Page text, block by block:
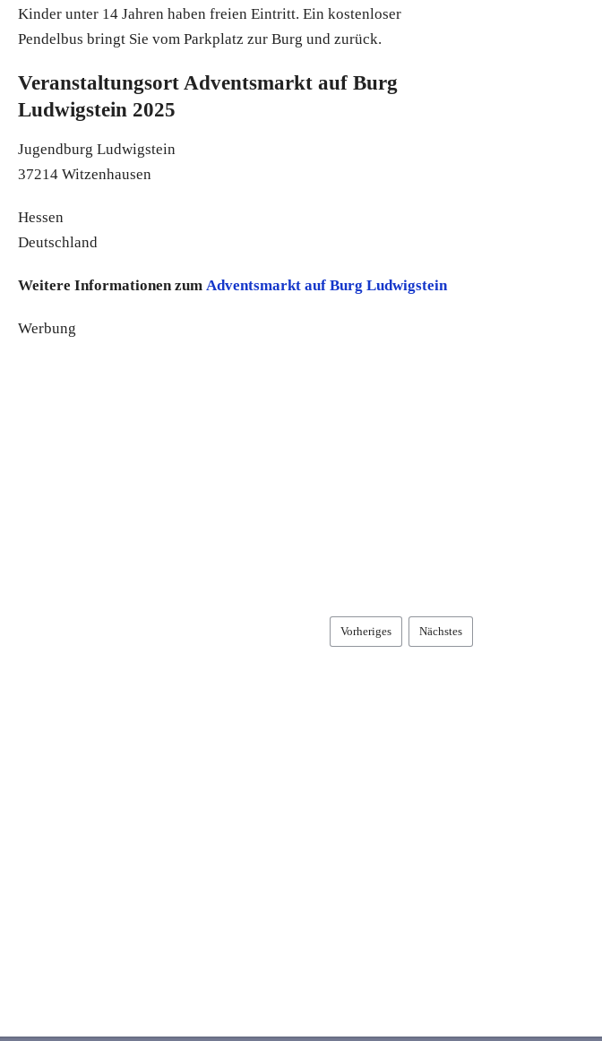
Kinder unter 14 Jahren haben freien Eintritt. Ein kostenloser
Pendelbus bringt Sie vom Parkplatz zur Burg und zurück.
Veranstaltungsort Adventsmarkt auf Burg
Ludwigstein 2025
Jugendburg Ludwigstein
37214 Witzenhausen
Hessen
Deutschland
Weitere Informationen zum Adventsmarkt auf Burg Ludwigstein
Werbung
Vorheriges Nächstes